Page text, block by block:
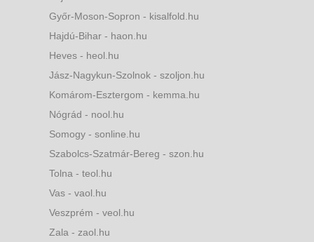
Győr-Moson-Sopron - kisalfold.hu
Hajdú-Bihar - haon.hu
Heves - heol.hu
Jász-Nagykun-Szolnok - szoljon.hu
Komárom-Esztergom - kemma.hu
Nógrád - nool.hu
Somogy - sonline.hu
Szabolcs-Szatmár-Bereg - szon.hu
Tolna - teol.hu
Vas - vaol.hu
Veszprém - veol.hu
Zala - zaol.hu